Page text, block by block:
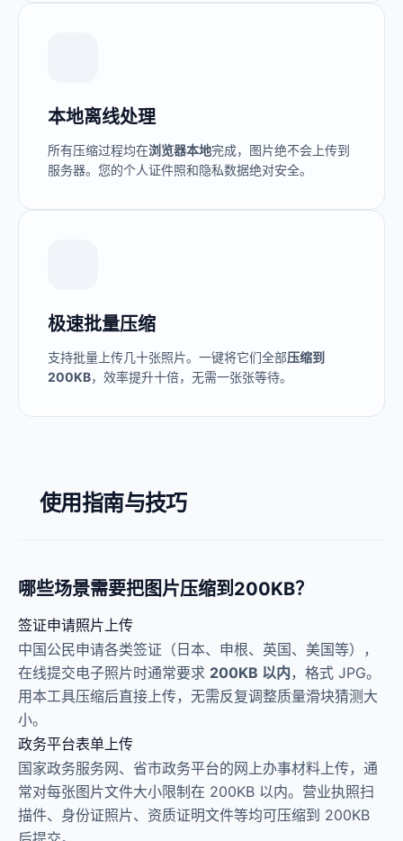
本地离线处理
所有压缩过程均在浏览器本地完成，图片绝不会上传到
服务器。您的个人证件照和隐私数据绝对安全。
极速批量压缩
支持批量上传几十张照片。一键将它们全部压缩到
200KB，效率提升十倍，无需一张张等待。
使用指南与技巧
哪些场景需要把图片压缩到200KB？
签证申请照片上传
中国公民申请各类签证（日本、申根、英国、美国等），
在线提交电子照片时通常要求 200KB 以内，格式 JPG。
用本工具压缩后直接上传，无需反复调整质量滑块猜测大
小。
政务平台表单上传
国家政务服务网、省市政务平台的网上办事材料上传，通
常对每张图片文件大小限制在 200KB 以内。营业执照扫
描件、身份证照片、资质证明文件等均可压缩到 200KB